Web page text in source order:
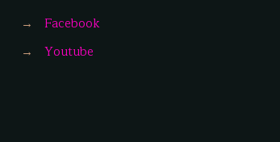
→
Facebook
→
Youtube